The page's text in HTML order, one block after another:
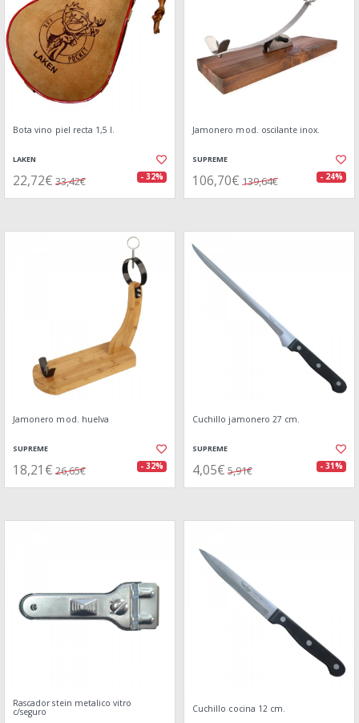
Bota vino piel recta 1,5 l.
LAKEN
22,72€ 33,42€ - 32%
Jamonero mod. oscilante inox.
SUPREME
106,70€ 139,64€ - 24%
Jamonero mod. huelva
SUPREME
18,21€ 26,65€ - 32%
Cuchillo jamonero 27 cm.
SUPREME
4,05€ 5,91€ - 31%
Rascador stein metalico vitro
c/seguro Cuchillo cocina 12 cm.